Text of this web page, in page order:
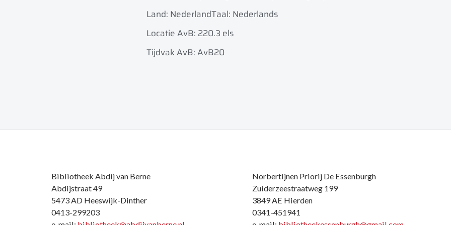
Land: NederlandTaal: Nederlands
Locatie AvB: 220.3 els
Tijdvak AvB: AvB20
Bibliotheek Abdij van Berne
Abdijstraat 49
5473 AD Heeswijk-Dinther
0413-299203
Norbertijnen Priorij De Essenburgh
Zuiderzeestraatweg 199
3849 AE Hierden
0341-451941